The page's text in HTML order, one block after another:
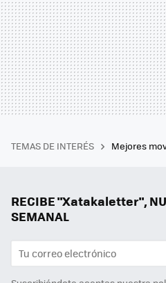
TEMAS DE INTERÉS Mejores
RECIBE "Xatakaletter",
SEMANAL